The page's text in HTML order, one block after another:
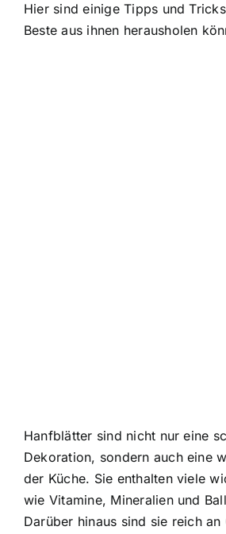
Hier sind einige Tipps und
Beste aus ihnen herausholen
Hanfblätter sind nicht nur eine
Dekoration, sondern auch eine
der Küche. Sie enthalten viele
wie Vitamine, Mineralien und
Darüber hinaus sind sie reich